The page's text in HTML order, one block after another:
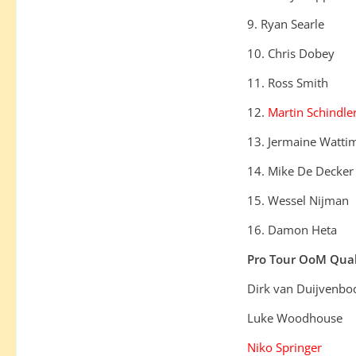
9. Ryan Searle
10. Chris Dobey
11. Ross Smith
12. Martin
13. Jermaine
14. Mike De Decker
15. Wessel Nijman
16. Damon Heta
Pro Tour OoM
Dirk van
Luke Woodhouse
Niko Springer